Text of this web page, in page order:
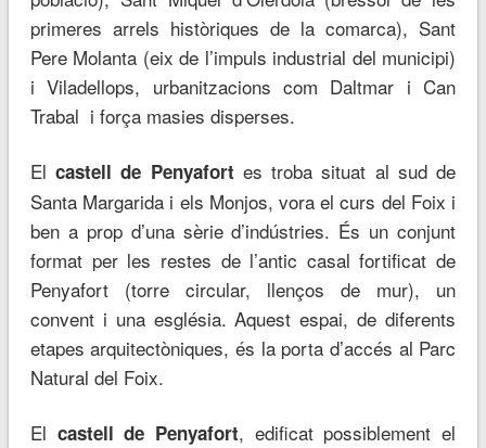
primeres arrels històriques de la comarca), Sant
Pere Molanta (eix de l’impuls industrial del municipi)
i Viladellops, urbanitzacions com Daltmar i Can
Trabal i força masies disperses.
Elcastell de Penyafort es troba situat al sud de
Santa Margarida i els Monjos, vora el curs del Foix i
ben a prop d’una sèrie d’indústries. És un conjunt
format per les restes de l’antic casal fortificat de
Penyafort (torre circular, llenços de mur), un
convent i una església. Aquest espai, de diferents
etapes arquitectòniques, és la porta d’accés al Parc
Natural del Foix.
El castell de Penyafort, edificat possiblement el